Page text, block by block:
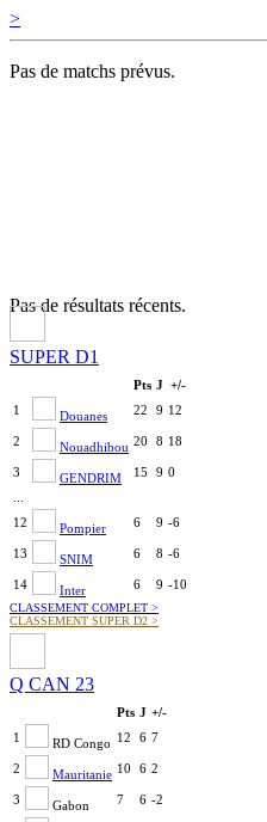
>
Pas de matchs prévus.
Pas de résultats récents.
SUPER D1
Pts J +/-
1
Douanes 22 9 12
2 Nouadhibou 20 8 18
3 GENDRIM 15 9 0
...
12
Pompier 6 9 -6
13 SNIM 6 8 -6
14 Inter 6 9 -10
CLASSEMENT COMPLET >
CLASSEMENT SUPER D2 >
Q CAN 23
Pts J +/-
1
RD Congo 12 6 7
2 Mauritanie 10 6 2
3 Gabon 7 6 -2